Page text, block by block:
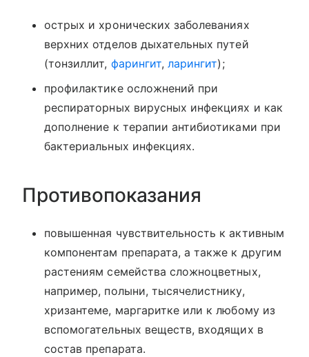
острых и хронических заболеваниях
верхних отделов дыхательных путей
(тонзиллит, фарингит,ларингит);
профилактике осложнений при
респираторных вирусных инфекциях и как
дополнение к терапии антибиотиками при
бактериальных инфекциях.
Противопоказания
повышенная чувствительность к активным
компонентам препарата, а также к другим
растениям семейства сложноцветных,
например, полыни, тысячелистнику,
хризантеме, маргаритке или к любому из
вспомогательных веществ, входящих в
состав препарата.